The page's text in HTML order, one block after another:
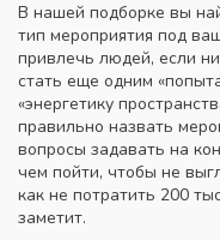
В нашей подборке вы
тип мероприятия под
привлечь людей, если
стать еще одним
«энергетику
правильно назвать
вопросы задавать на
чем пойти, чтобы не
как не потратить 200
заметит.